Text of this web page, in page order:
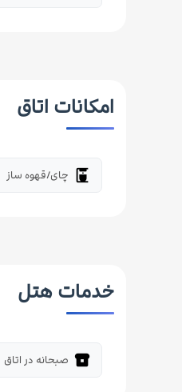
امکانات اتاق
coffee_maker چای/قهوه ساز
خدمات هتل
breakfast_dining صبحانه در اتاق